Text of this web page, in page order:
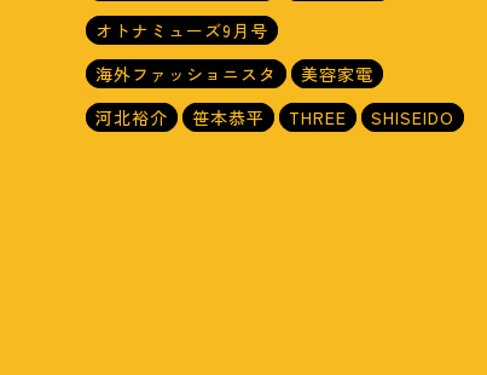
オトナミューズ9月号
海外ファッショニスタ
美容家電
河北裕介
笹本恭平 THREE SHISEIDO